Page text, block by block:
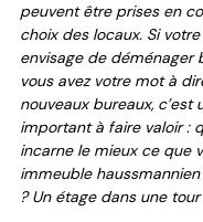
peuvent être prises en
choix des locaux. Si
envisage de déménager
vous avez votre mot à
nouveaux bureaux, c’est
important à faire valoir :
incarne le mieux ce que
immeuble
? Un étage dans une